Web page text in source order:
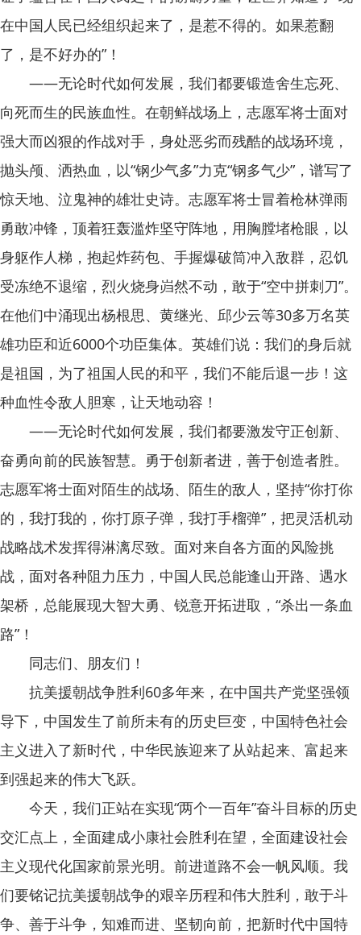
在中国人民已经组织起来了，是惹不得的。如果惹翻
了，是不好办的”！
——无论时代如何发展，我们都要锻造舍生忘死、
向死而生的民族血性。在朝鲜战场上，志愿军将士面对
强大而凶狠的作战对手，身处恶劣而残酷的战场环境，
抛头颅、洒热血，以“钢少气多”力克“钢多气少”，谱写了
惊天地、泣鬼神的雄壮史诗。志愿军将士冒着枪林弹雨
勇敢冲锋，顶着狂轰滥炸坚守阵地，用胸膛堵枪眼，以
身躯作人梯，抱起炸药包、手握爆破筒冲入敌群，忍饥
受冻绝不退缩，烈火烧身岿然不动，敢于“空中拼刺刀”。
在他们中涌现出杨根思、黄继光、邱少云等30多万名英
雄功臣和近6000个功臣集体。英雄们说：我们的身后就
是祖国，为了祖国人民的和平，我们不能后退一步！这
种血性令敌人胆寒，让天地动容！
——无论时代如何发展，我们都要激发守正创新、
奋勇向前的民族智慧。勇于创新者进，善于创造者胜。
志愿军将士面对陌生的战场、陌生的敌人，坚持“你打你
的，我打我的，你打原子弹，我打手榴弹”，把灵活机动
战略战术发挥得淋漓尽致。面对来自各方面的风险挑
战，面对各种阻力压力，中国人民总能逢山开路、遇水
架桥，总能展现大智大勇、锐意开拓进取，“杀出一条血
路”！
同志们、朋友们！
抗美援朝战争胜利60多年来，在中国共产党坚强领
导下，中国发生了前所未有的历史巨变，中国特色社会
主义进入了新时代，中华民族迎来了从站起来、富起来
到强起来的伟大飞跃。
今天，我们正站在实现“两个一百年”奋斗目标的历史
交汇点上，全面建成小康社会胜利在望，全面建设社会
主义现代化国家前景光明。前进道路不会一帆风顺。我
们要铭记抗美援朝战争的艰辛历程和伟大胜利，敢于斗
争、善于斗争，知难而进、坚韧向前，把新时代中国特